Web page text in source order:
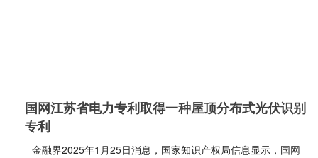
国网江苏省电力专利取得一种屋顶分布式光伏识别
专利
金融界2025年1月25日消息，国家知识产权局信息显示，国网